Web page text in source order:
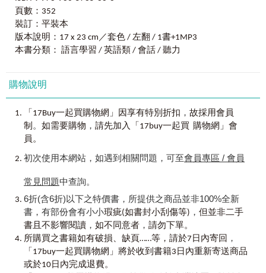
都知道！
老師在這次的課堂中準備更多種、更多元的練習題實際操作
演練。課後還有滿滿四篇的實戰練習題讓你一次練個夠！
不要怕做基礎題目很丟臉，因為學到後一輩子都會是自己
的。
完美的道地美式口音不求人！睡前聽聽 MP3不小心就學會
了。
獨家邀請專業美籍錄音員詳細錄製書中各種發音。一次聽不
懂，重播100次聽到懂為止！
學會了，隨時隨地講出道地流暢的美式口音就不再是困難的
遇到老外還會問你是不是剛從國外留學回來！
Chapter 6
非重點字的弱化
Unit 1 聽聽看，說說看
Unit 2 弱化的聲音
Unit 3 再聽聽看
連音變化
Unit 1 聽聽看，寫寫看
Unit 3 再聽聽看
Chapter 8
語調與弦外之音
Unit 2 語調變化
Chapter 9
語意單位 ＆ 英文筆記─I don’t think I know. I don’t think, I
know.
Unit 1 聽聽看，寫寫看
Unit 2 語意單位
Unit 3 再聽聽看
Chapter 10
成語、慣用語及片語
慣，所以有時會誤解對方的語意，或抓不到對方表達的重
點。 《 61億人都在學的聽力、口說技巧：王舒葳老英文聽
力、口說特訓班》
天聽懂老外說的英語》的全新修訂版本，除保留原書中受讀
者好評的精華之外，並收錄更多更實用的「聽力」技巧以及
老師在這本書中要教會你的五大聽力技巧：
1. 了解老外的連音變化原則，正確解讀字義
2. 熟悉字與句子的重音位置，掌握關鍵音與關鍵字
3. 分辨易混淆的母音與子音，減少句意的誤解
4. 習慣老外的節奏與語調，不需聽懂每一個單字也能了解意
思
力、口說特訓班》要教你的是不同於以往學習經驗的「塊狀
意義」理解，不要再把聽和說的重點拘泥在幾個聽不懂的單
字上，而應該善用以上所列連音、重音、正音、節奏等聽力
技巧，以理解對方重點訊息、接收塊狀意義為目標，順利達
成相互溝通，這樣不但不會給自己太多多餘的壓力，也可以
逐漸建立起與外國人溝通的自信心。
頁數：352
裝訂：平裝本
版本說明：17 x 23 cm／套色 / 左翻 / 1書+1MP3
本書分類： 語言學習 / 英語類 / 會話 / 聽力
購物說明
「17Buy一起買購物網」因享有特別折扣 ， 故採用會員
制 。 如需要購物 ， 請先加入「17buy一起買 購物網」會
員。
初次使用本網站，如遇到相關問題，可至會員專區 / 會員
常見問題中查詢。
6折(含6折)以下之特價書，所提供之商品並非100%全新
書，有部份會有小小瑕疵(如書封小刮傷等) ， 但並非二手
書且不影響閱讀 ， 如不同意者 ， 請勿下單。
所購買之書籍如有破損、缺頁……等，請於7日內寄回 ，
「17buy一起買購物網」將於收到書籍3日內重新寄送商品
或於10日內完成退費。